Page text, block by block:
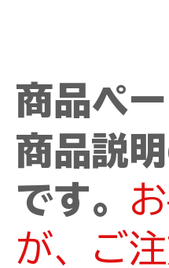
商品ペ
商品説
です。
が、ご